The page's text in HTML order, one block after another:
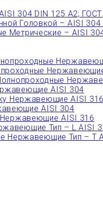
304 DIN 125 A2; ГОСТ
Головкой – AISI 304
Метрические – AISI
AISI 304
Нержавеющие AISI 316
AISI 304
AISI 316
Тип – L AISI
Нержавеющие Тип – T